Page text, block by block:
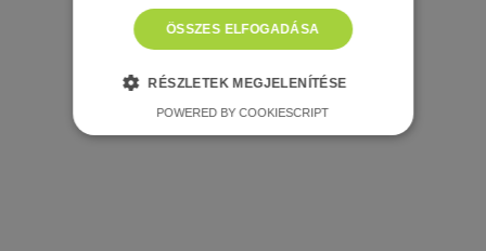
ÖSSZES ELFOGADÁSA
RÉSZLETEK MEGJELENÍTÉSE
POWERED BY COOKIESCRIPT